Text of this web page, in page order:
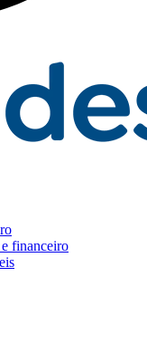
financeiro